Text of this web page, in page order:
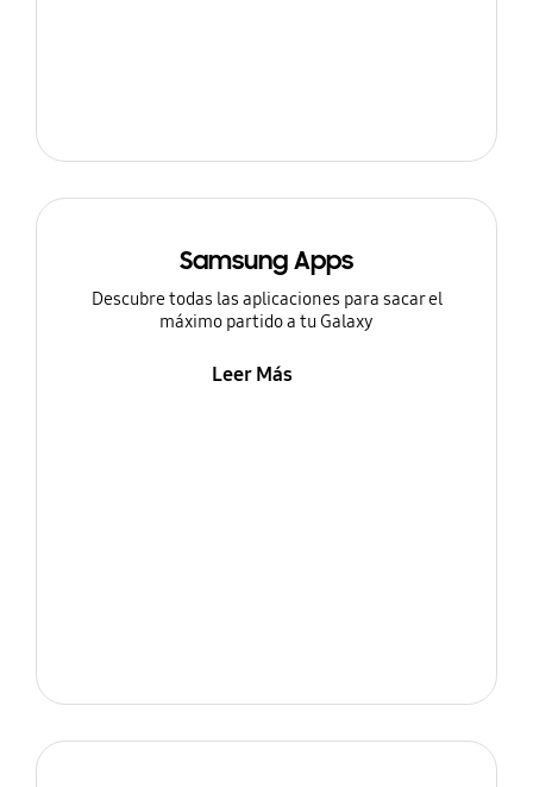
Samsung Apps
Descubre todas las aplicaciones para sacar el
máximo partido a tu Galaxy
Leer Más